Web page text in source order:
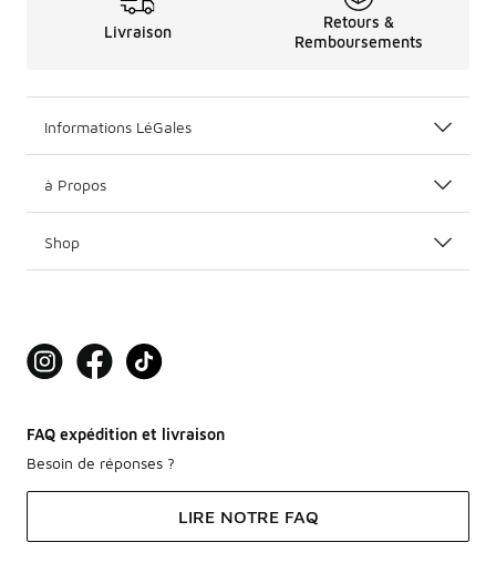
Livraison
Retours &
Remboursements
Informations LéGales
à Propos
Shop
FAQ expédition et livraison
Besoin de réponses ?
LIRE NOTRE FAQ